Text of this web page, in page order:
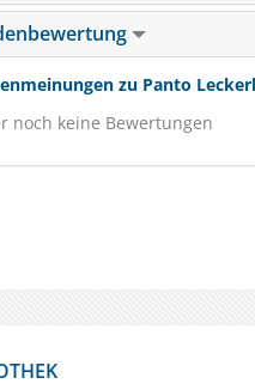
zu Panto
noch keine Bewertungen